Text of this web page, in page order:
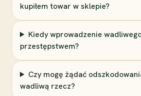
kupiłem towar w sklepie?
Kiedy wprowadzenie
przestępstwem?
Czy mogę żądać
wadliwą rzecz?